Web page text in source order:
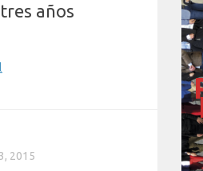
años
2015